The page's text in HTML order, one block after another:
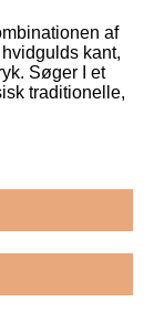
af
kant,
Søger I et
traditionelle,